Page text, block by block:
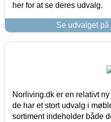
her for at se deres udvalg.
Se udvalget
Norliving.dk er en relativt
de har et stort udvalg i
sortiment indeholder både